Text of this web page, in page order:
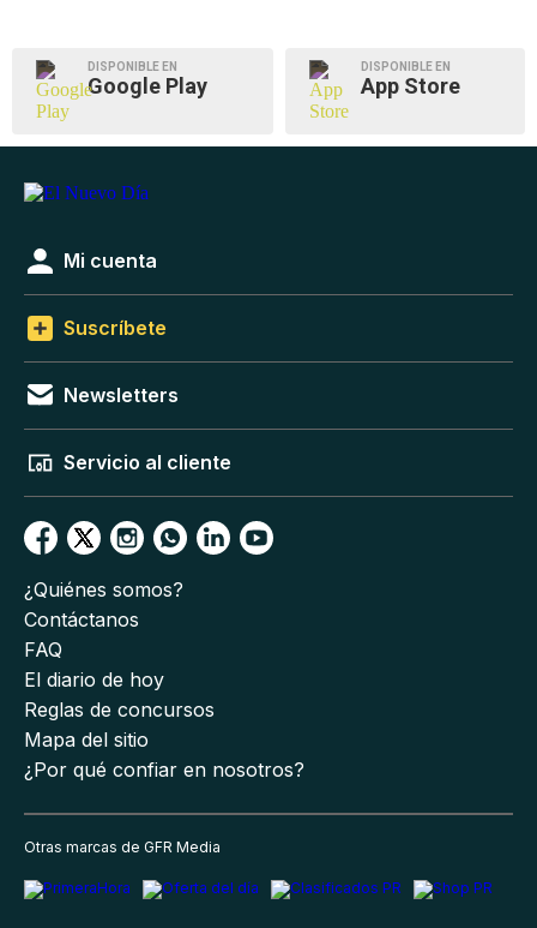
DISPONIBLE EN
Google Play
DISPONIBLE EN
App Store
Mi cuenta
Suscríbete
Newsletters
Servicio al cliente
¿Quiénes somos?
Contáctanos
FAQ
El diario de hoy
Reglas de concursos
Mapa del sitio
¿Por qué confiar en nosotros?
Otras marcas de GFR Media